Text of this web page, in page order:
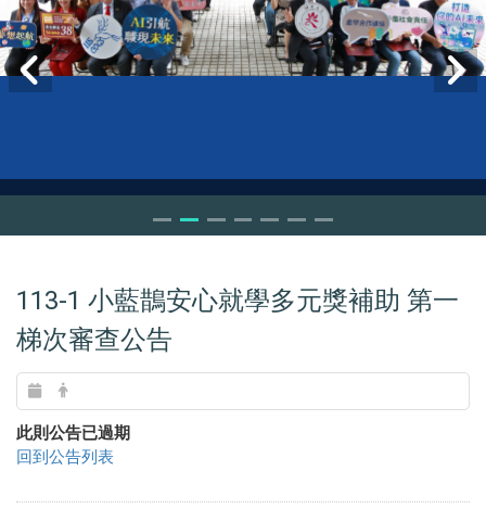
113-1 小藍鵲安心就學多元獎補助 第一
梯次審查公告
此則公告已過期
回到公告列表